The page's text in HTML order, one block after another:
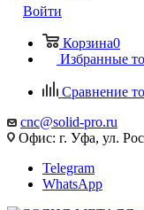
Войти
Корзина0
Избранные
Сравнение
cnc@solid-pro.ru
Офис: г. Уфа, ул.
Telegram
WhatsApp